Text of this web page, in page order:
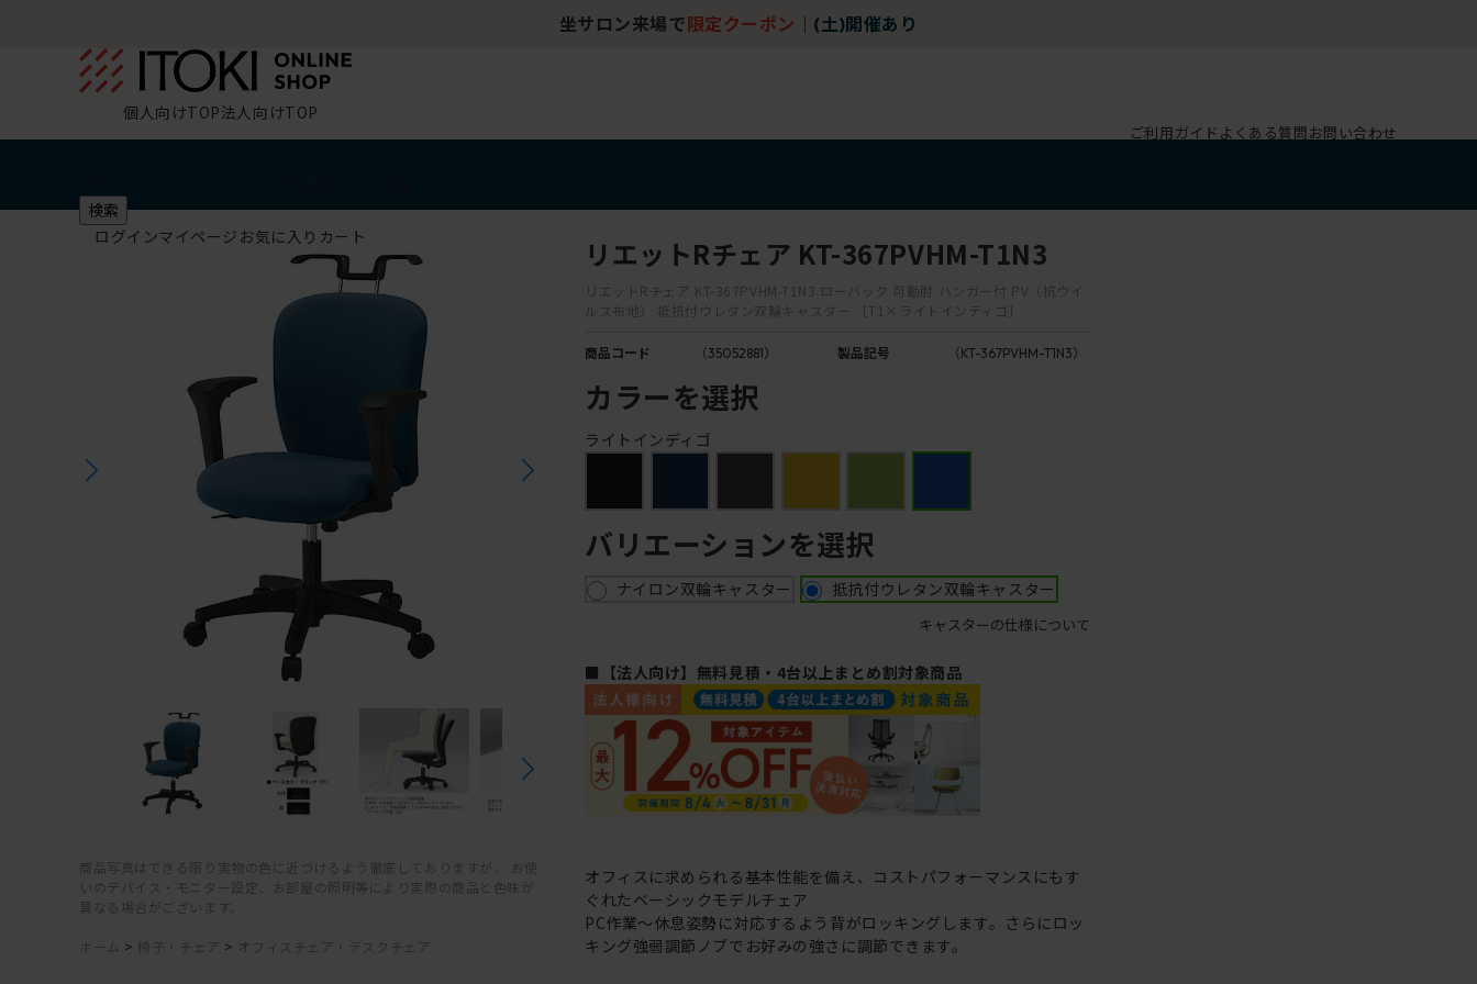
坐サロン来場で 限定クーポン (土)開催あり
個人向けTOP法人向けTOP
ご利用ガイド よくある質問お問い合わせ
検索
ログインマイページ お気に入り カート
商品写真はできる限り実物の色に近づけるよう徹底しておりますが、 お使
いのデバイス・モニター設定、お部屋の照明等により実際の商品と色味が
異なる場合がございます。
ホーム > 椅子・チェア > オフィスチェア・デスクチェア
リエットRチェア KT-367PVHM-T1N3
リエットRチェア KT-367PVHM-T1N3 ローバック 可動肘 ハンガー付 PV（抗ウイ
ルス布地） 抵抗付ウレタン双輪キャスター ［T1×ライトインディゴ］
商品コード （35052881） 製品記号 （KT-367PVHM-T1N3）
カラーを選択
ライトインディゴ
バリエーションを選択
ナイロン双輪キャスター 抵抗付ウレタン双輪キャスター
キャスターの仕様について
■【法人向け】無料見積・4台以上まとめ割対象商品
オフィスに求められる基本性能を備え、コストパフォーマンスにもす
ぐれたベーシックモデルチェア
PC作業～休息姿勢に対応するよう背がロッキングします。さらにロッ
キング強弱調節ノブでお好みの強さに調節できます。